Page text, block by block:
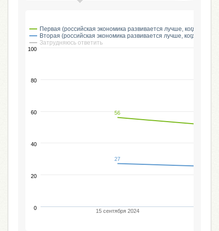
27
56
Первая (российская экономика развивается лучше, когда
Вторая (российская экономика развивается лучше, когда
Затрудняюсь ответить
15 сентября 2024
0
20
40
60
80
100